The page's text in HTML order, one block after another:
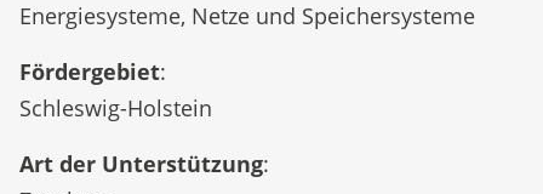
Energiesysteme, Netze und Speichersysteme
Fördergebiet:
Schleswig-Holstein
Art der Unterstützung: